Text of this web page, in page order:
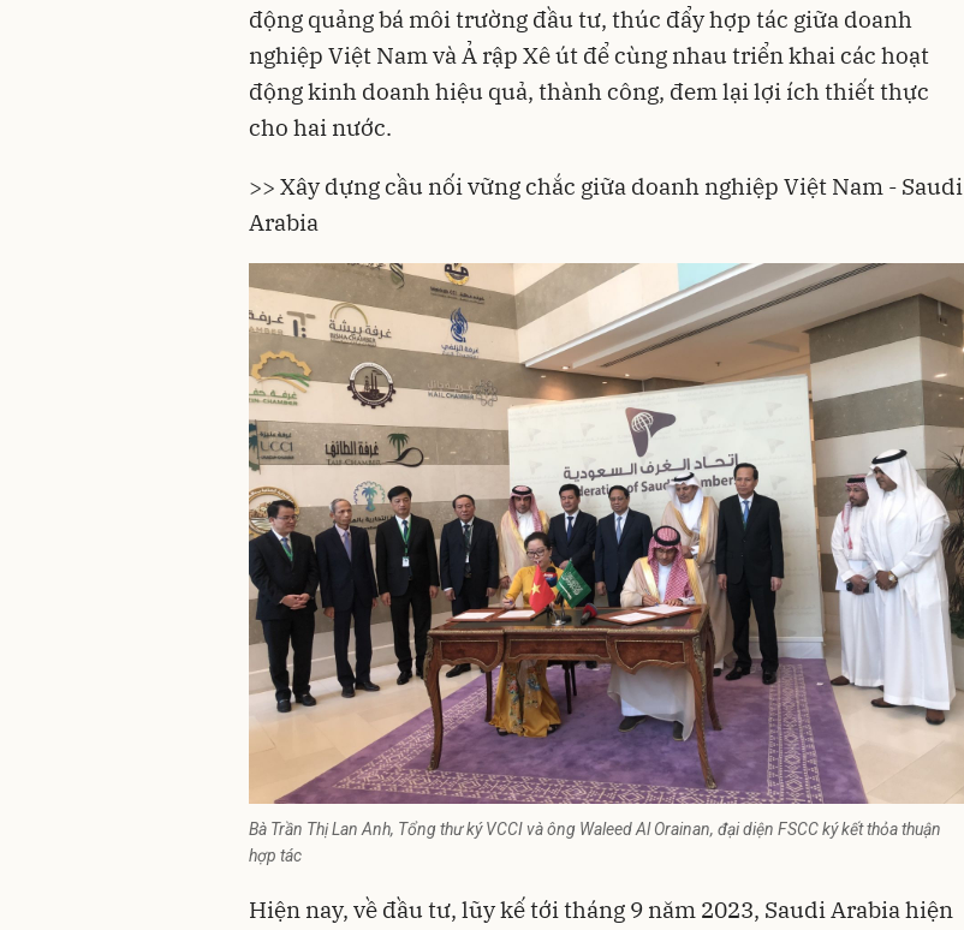
động quảng bá môi trường đầu tư, thúc đẩy hợp tác giữa doanh
nghiệp Việt Nam và Ả rập Xê út để cùng nhau triển khai các hoạt
động kinh doanh hiệu quả, thành công, đem lại lợi ích thiết thực
cho hai nước.
>> Xây dựng cầu nối vững chắc giữa doanh nghiệp Việt Nam - Saudi
Arabia
Bà Trần Thị Lan Anh, Tổng thư ký VCCI và ông Waleed Al Orainan, đại diện FSCC ký kết thỏa thuận
hợp tác
Hiện nay, về đầu tư, lũy kế tới tháng 9 năm 2023, Saudi Arabia hiện